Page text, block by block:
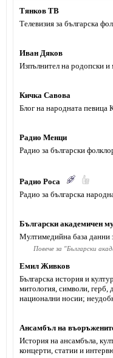
Тянков ТВ
Телевизия за българска
Иван Дяков
Изпълнител на родопски
Кичка Савова
Блог на народната певица
Радио Менци
Радио за български
Радио Роса
Радио за българска
Български академичен
Мултимедийна база данни
Повече за "Български
Емил Живков
Българска история и
митология, символи, герб,
национални носии;
Ансамбъл на
История на ансамбъла,
концерти, статии и